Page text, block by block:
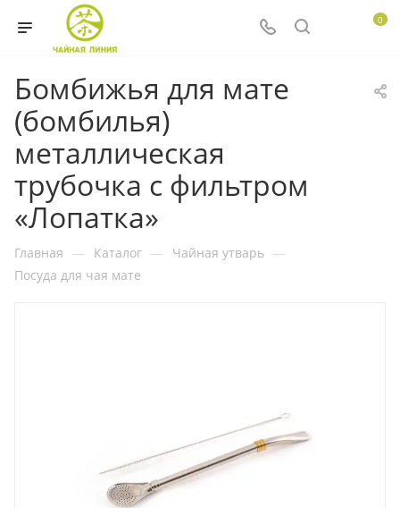
0
Бомбижья для мате
(бомбилья)
металлическая
трубочка с фильтром
«Лопатка»
Главная — Каталог — Чайная утварь —
Посуда для чая мате